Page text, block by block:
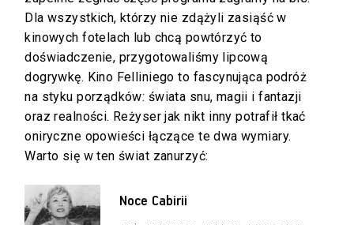
Dla wszystkich, którzy nie zdążyli zasiąść w
kinowych fotelach lub chcą powtórzyć to
doświadczenie, przygotowaliśmy lipcową
dogrywkę. Kino Felliniego to fascynująca podróż
na styku porządków: świata snu, magii i fantazji
oraz realności. Reżyser jak nikt inny potrafił tkać
oniryczne opowieści łączące te dwa wymiary.
Warto się w ten świat zanurzyć:
Noce Cabirii